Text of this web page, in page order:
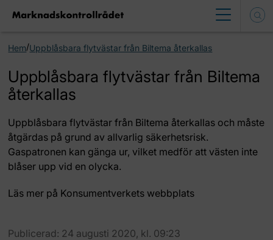
Hem/Uppblåsbara flytvästar från Biltema återkallas
Uppblåsbara flytvästar från Biltema
återkallas
Uppblåsbara flytvästar från Biltema återkallas och måste
åtgärdas på grund av allvarlig säkerhetsrisk.
Gaspatronen kan gänga ur, vilket medför att västen inte
blåser upp vid en olycka.
Läs mer på Konsumentverkets webbplats
Publicerad: 24 augusti 2020, kl. 09:23